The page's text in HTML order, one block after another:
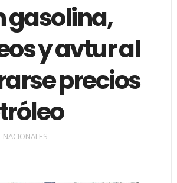
gasolina,
y avtur al
precios
NACIONALES